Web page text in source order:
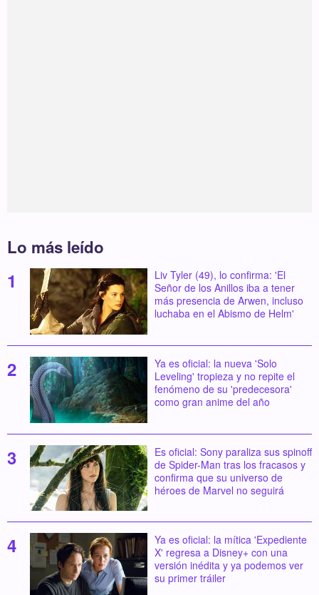
Lo más leído
Liv Tyler (49), lo confirma: 'El
Señor de los Anillos iba a tener
más presencia de Arwen, incluso
luchaba en el Abismo de Helm'
Ya es oficial: la nueva 'Solo
Leveling' tropieza y no repite el
fenómeno de su 'predecesora'
como gran anime del año
Es oficial: Sony paraliza sus spinoff
de Spider-Man tras los fracasos y
confirma que su universo de
héroes de Marvel no seguirá
Ya es oficial: la mítica 'Expediente
X' regresa a Disney+ con una
versión inédita y ya podemos ver
su primer tráiler